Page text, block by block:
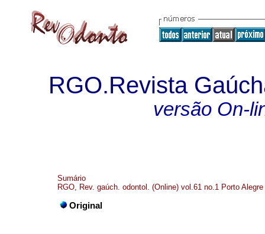
RGO.Revista
versão On-
Sumário
RGO, Rev. gaúch. odontol. (Online) vol.61 no.1 Porto
Original